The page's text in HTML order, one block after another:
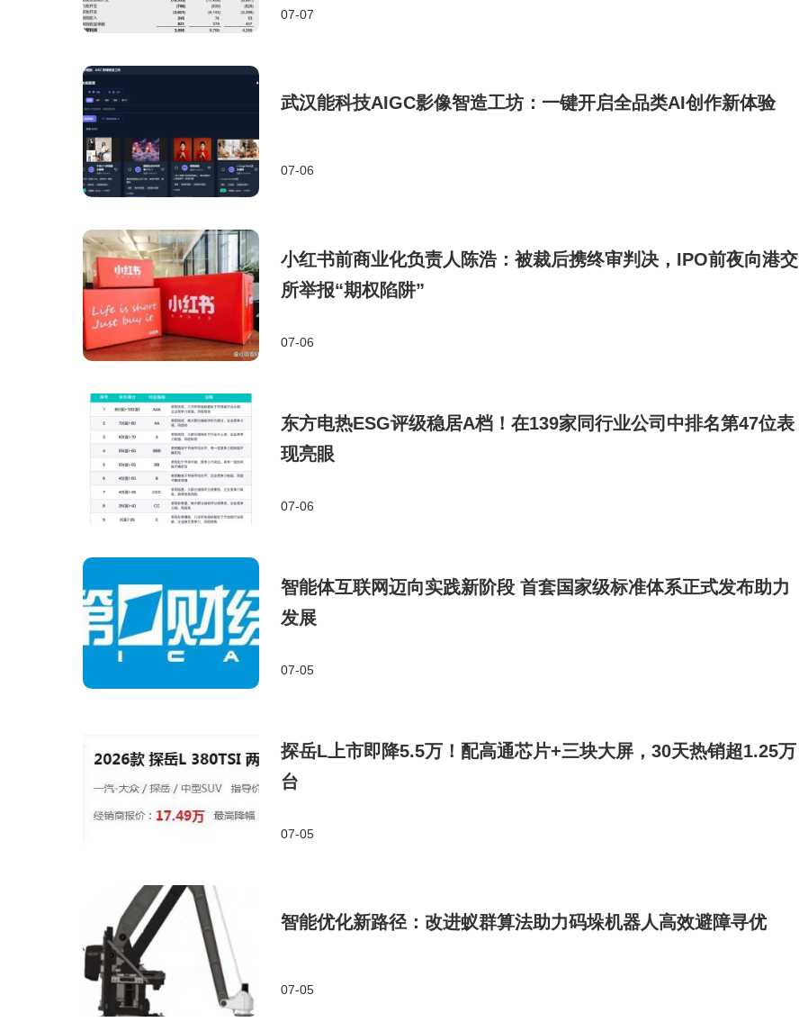
07-07
武汉能科技AIGC影像智造工坊：一键开启全品类AI创作新体验
07-06
小红书前商业化负责人陈浩：被裁后携终审判决，IPO前夜向港交
所举报“期权陷阱”
07-06
东方电热ESG评级稳居A档！在139家同行业公司中排名第47位表
现亮眼
07-06
智能体互联网迈向实践新阶段 首套国家级标准体系正式发布助力
发展
07-05
探岳L上市即降5.5万！配高通芯片+三块大屏，30天热销超1.25万
台
07-05
智能优化新路径：改进蚁群算法助力码垛机器人高效避障寻优
07-05